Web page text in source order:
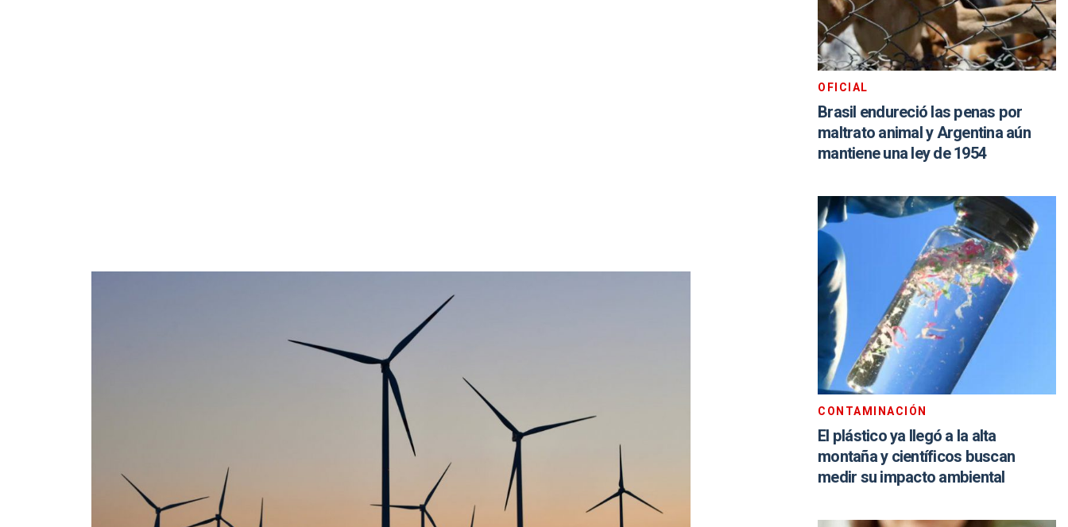
OFICIAL
Brasil endureció las penas por
maltrato animal y Argentina aún
mantiene una ley de 1954
CONTAMINACIÓN
El plástico ya llegó a la alta
montaña y científicos buscan
medir su impacto ambiental